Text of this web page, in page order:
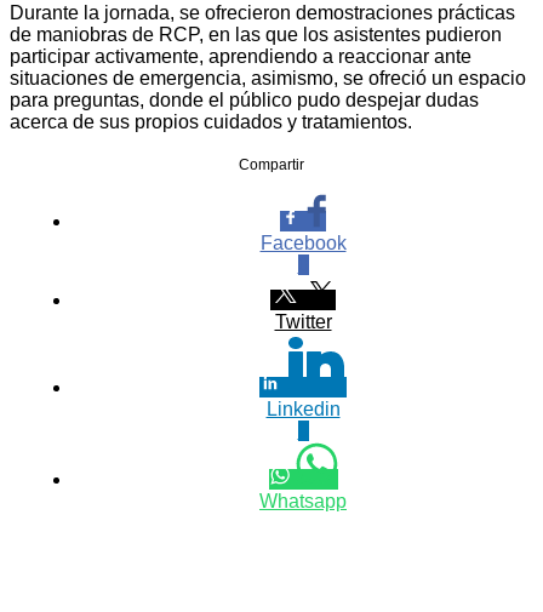
Durante la jornada, se ofrecieron demostraciones prácticas
de maniobras de RCP, en las que los asistentes pudieron
participar activamente, aprendiendo a reaccionar ante
situaciones de emergencia, asimismo, se ofreció un espacio
para preguntas, donde el público pudo despejar dudas
acerca de sus propios cuidados y tratamientos.
Compartir
Facebook
Twitter
Linkedin
Whatsapp